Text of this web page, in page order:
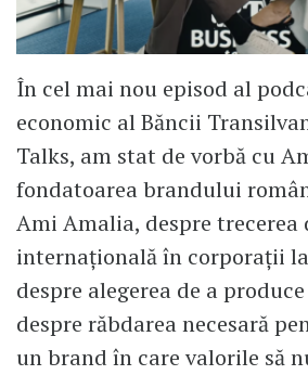
În cel mai nou episod al
economic al Băncii
Talks, am stat de vorbă cu
fondatoarea brandului
Ami Amalia, despre trecerea
internațională în corporații
despre alegerea de a
despre răbdarea necesară
un brand în care valorile să